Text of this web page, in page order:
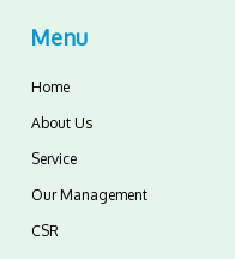
Menu
Home
About Us
Service
Our Management
CSR